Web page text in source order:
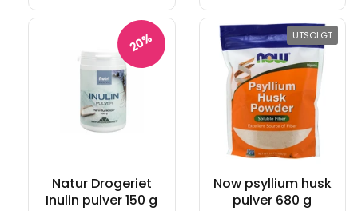
20%
Natur Drogeriet
Inulin pulver 150 g
Now psyllium husk
pulver 680 g
UTSOLGT